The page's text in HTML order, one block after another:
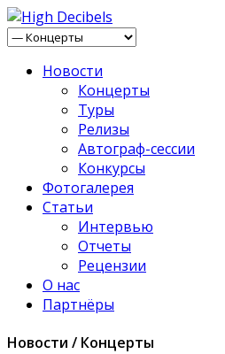
Новости
Концерты
Туры
Релизы
Автограф-сессии
Конкурсы
Фотогалерея
Статьи
Интервью
Отчеты
Рецензии
О нас
Партнёры
Новости / Концерты